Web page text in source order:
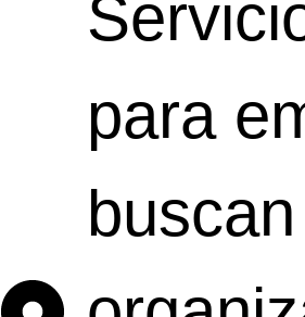
para